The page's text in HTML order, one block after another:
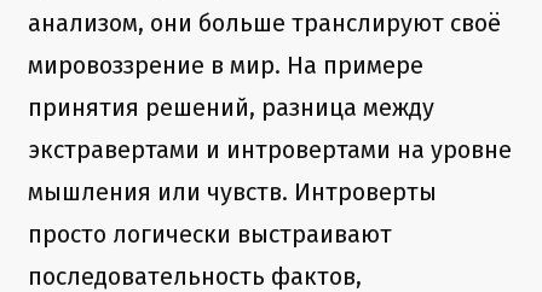
анализом, они больше транслируют своё
мировоззрение в мир. На примере
принятия решений, разница между
экстравертами и интровертами на уровне
мышления или чувств. Интроверты
просто логически выстраивают
последовательность фактов,